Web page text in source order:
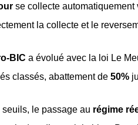
se collecte
la collecte et le
BIC a évolué avec la loi Le
classés, abattement de 50%
le passage au régime